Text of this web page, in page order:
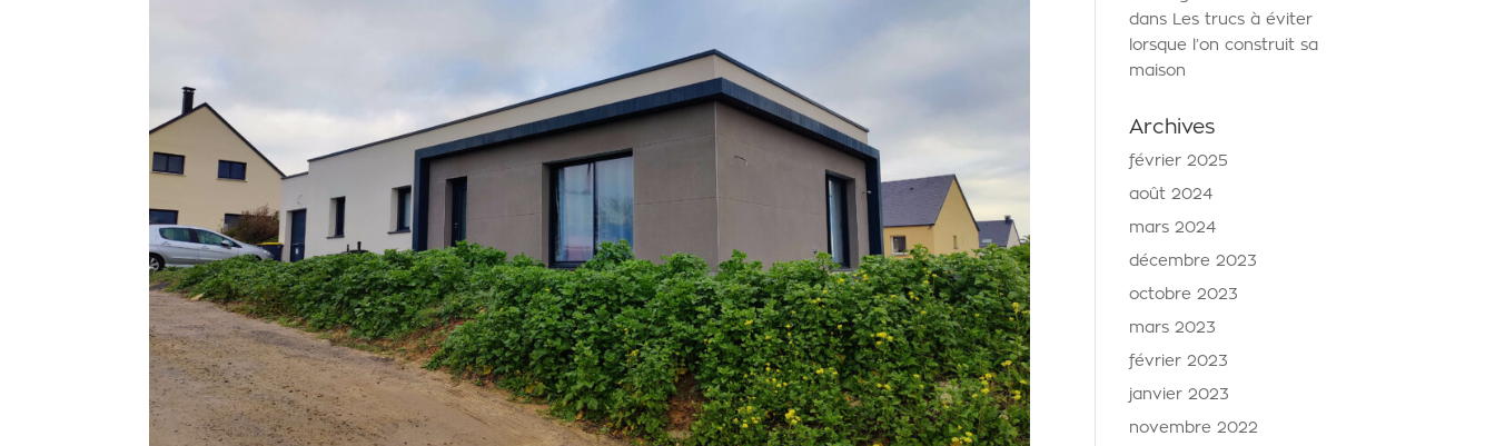
dans Les trucs à éviter
lorsque l’on construit sa
maison
Archives
février 2025
août 2024
mars 2024
décembre 2023
octobre 2023
mars 2023
février 2023
janvier 2023
novembre 2022